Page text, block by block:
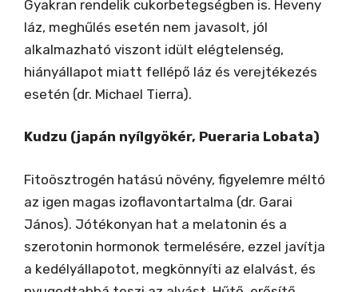
Gyakran rendelik cukorbetegségben is. Heveny
láz, meghűlés esetén nem javasolt, jól
alkalmazható viszont idült elégtelenség,
hiányállapot miatt fellépő láz és verejtékezés
esetén (dr. Michael Tierra).
Kudzu (japán nyílgyökér, Pueraria Lobata)
Fitoösztrogén hatású növény, figyelemre méltó
az igen magas izoflavontartalma (dr. Garai
János). Jótékonyan hat a melatonin és a
szerotonin hormonok termelésére, ezzel javítja
a kedélyállapotot, megkönnyíti az elalvást, és